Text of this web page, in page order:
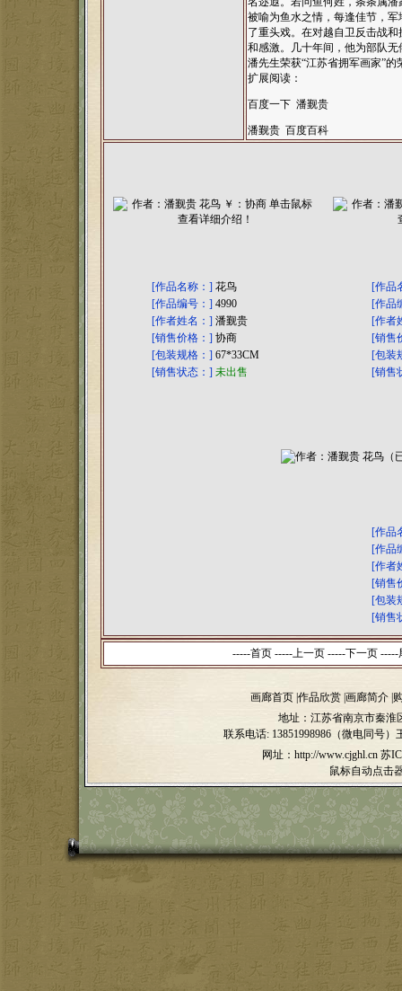
被喻为鱼水之情，每逢佳节，
了重头戏。在对越自卫反击战
和感激。几十年间，他为部队
潘先生荣获“江苏省拥军画家”
扩展阅读：
百度一下 潘觐贵
潘觐贵 百度百科
[作品名称：] 花鸟
[作品编号：] 4990
[作者姓名：] 潘觐贵
[销售价格：] 协商
[包装规格：] 67*33CM
[销售状态：] 未出售
[作品
[作品
[作者
[销售
[包装
[销售
[作品
[作品
[作者
[销售
[包装
[销售
-----首页 -----上一页 -----下一页 -----
画廊首页 作品欣赏 画廊简介
地址：江苏省南京市秦淮
联系电话: 13851998986（微电同号）
网址：http://www.cjghl.cn 苏
鼠标自动点击